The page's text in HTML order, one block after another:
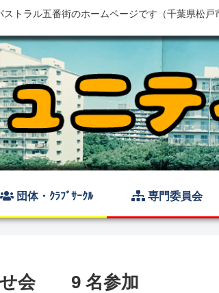
ストラル五番街のホームページです（千葉県松戸
団体・ｸﾗﾌﾞｻｰｸﾙ 専門委員会
せ会 9 名参加